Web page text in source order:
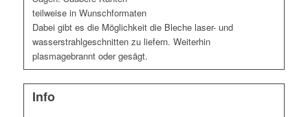
teilweise in Wunschformaten
Dabei gibt es die Möglichkeit die Bleche laser- und
wasserstrahlgeschnitten zu liefern. Weiterhin
plasmagebrannt oder gesägt.
Info